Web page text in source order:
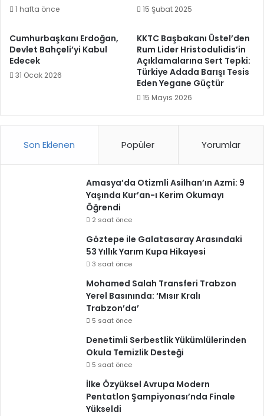
1 hafta önce 15 Şubat 2025
Cumhurbaşkanı Erdoğan,
Devlet Bahçeli’yi Kabul
Edecek
31 Ocak 2026
KKTC Başbakanı Üstel’den
Rum Lider Hristodulidis’in
Açıklamalarına Sert Tepki:
Türkiye Adada Barışı Tesis
Eden Yegane Güçtür
15 Mayıs 2026
Son Eklenen Popüler Yorumlar
Amasya’da Otizmli Asilhan’ın Azmi: 9
Yaşında Kur’an-ı Kerim Okumayı
Öğrendi
2 saat önce
Göztepe ile Galatasaray Arasındaki
53 Yıllık Yarım Kupa Hikayesi
3 saat önce
Mohamed Salah Transferi Trabzon
Yerel Basınında: ‘Mısır Kralı
Trabzon’da’
5 saat önce
Denetimli Serbestlik Yükümlülerinden
Okula Temizlik Desteği
5 saat önce
İlke Özyüksel Avrupa Modern
Pentatlon Şampiyonası’nda Finale
Yükseldi